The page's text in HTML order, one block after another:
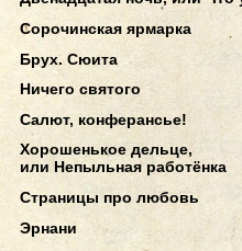
Сорочинская ярмарка
Брух. Сюита
Ничего святого
Салют, конферансье!
Хорошенькое дельце,
или Непыльная работёнка
Страницы про любовь
Эрнани